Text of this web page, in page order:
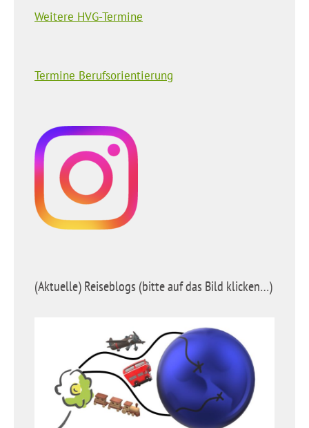
Weitere HVG-Termine
Termine Berufsorientierung
(Aktuelle) Reiseblogs (bitte auf das Bild klicken…)